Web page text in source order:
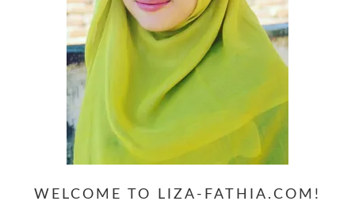
WELCOME TO LIZA-FATHIA.COM!